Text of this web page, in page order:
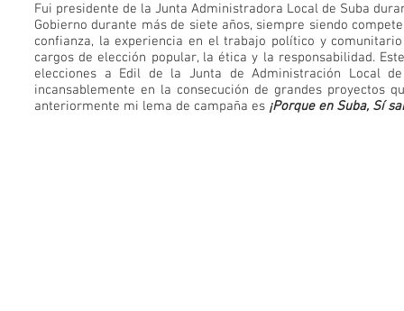
Fui presidente de la Junta Administradora Local de Suba
Gobierno durante más de siete años, siempre siendo
confianza, la experiencia en el trabajo político y
cargos de elección popular, la ética y la responsabilidad.
elecciones a Edil de la Junta de Administración Local
incansablemente en la consecución de grandes
anteriormente mi lema de campaña es ¡Porque en Suba, Sí